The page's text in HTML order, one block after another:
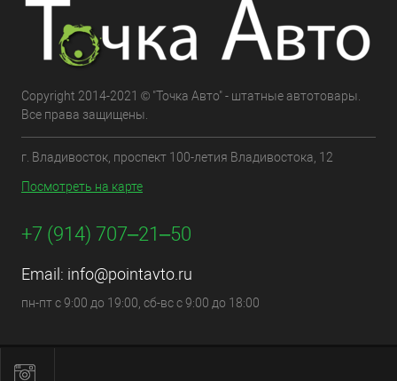
Copyright 2014-2021 © "Точка Авто" - штатные автотовары.
Все права защищены.
г. Владивосток, проспект 100-летия Владивостока, 12
Посмотреть на карте
+7 (914) 707‒21‒50
Email: info@pointavto.ru
пн-пт с 9:00 до 19:00, сб-вс с 9:00 до 18:00